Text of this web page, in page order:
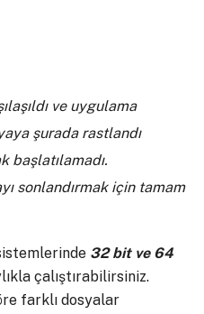
ve uygulama
şurada rastlandı
başlatılamadı.
sonlandırmak için tamam
32 bit ve 64
çalıştırabilirsiniz.
farklı dosyalar